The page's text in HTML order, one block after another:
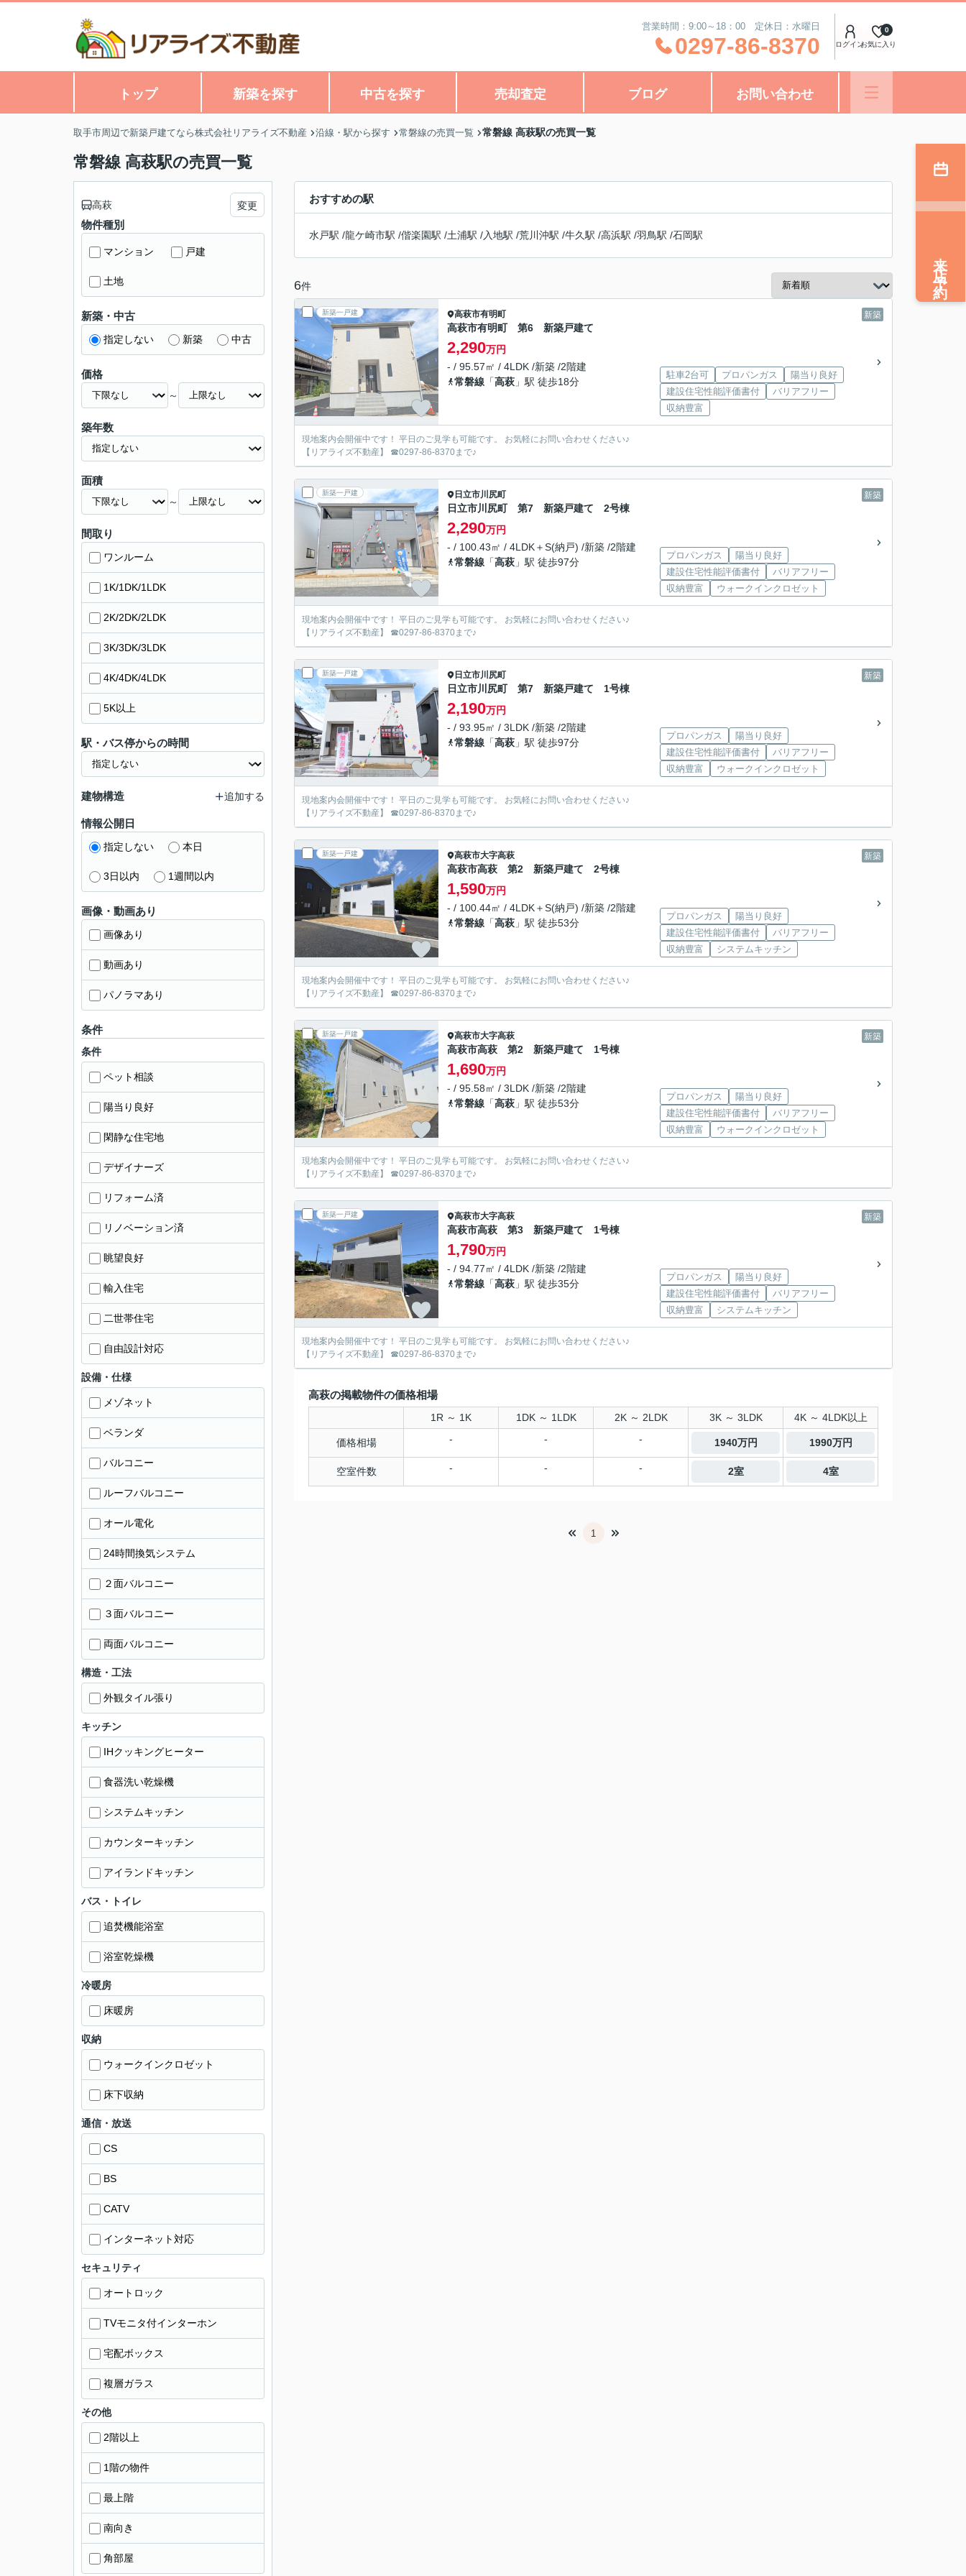
営業時間：9:00～18：00 定休日：水曜日
0297-86-8370 ログインお気に入り
0
トップ 新築を探す 中古を探す 売却査定 ブログ お問い合わせ
取手市周辺で新築戸建てなら株式会社リアライズ不動産 沿線・駅から探す 常磐線の売買一覧 常磐線 高萩駅の売買一覧
常磐線 高萩駅の売買一覧
おすすめの駅
水戸駅 /龍ケ崎市駅 /偕楽園駅 /土浦駅 /入地駅 /荒川沖駅 /牛久駅 /高浜駅 /羽鳥駅 /石岡駅
6件
新築一戸建 新築
高萩市有明町
高萩市有明町 第6 新築戸建て
2,290万円
- / 95.57㎡ / 4LDK /新築 /2階建
常磐線 「高萩 」駅 徒歩18分
駐車2台可 プロパンガス
陽当り良好
建設住宅性能評価書付
バリアフリー
収納豊富
現地案内会開催中です！ 平日のご見学も可能です。 お気軽にお問い合わせください♪
【リアライズ不動産】 ☎0297-86-8370まで♪
新築一戸建 新築
日立市川尻町
日立市川尻町 第7 新築戸建て 2号棟
2,290万円
- / 100.43㎡ / 4LDK＋S(納戸) /新築 /2階建
常磐線 「高萩 」駅 徒歩97分
プロパンガス
陽当り良好
建設住宅性能評価書付
バリアフリー
収納豊富
ウォークインクロゼット
現地案内会開催中です！ 平日のご見学も可能です。 お気軽にお問い合わせください♪
【リアライズ不動産】 ☎0297-86-8370まで♪
新築一戸建 新築
日立市川尻町
日立市川尻町 第7 新築戸建て 1号棟
2,190万円
- / 93.95㎡ / 3LDK /新築 /2階建
常磐線 「高萩 」駅 徒歩97分
プロパンガス
陽当り良好
建設住宅性能評価書付
バリアフリー
収納豊富
ウォークインクロゼット
現地案内会開催中です！ 平日のご見学も可能です。 お気軽にお問い合わせください♪
【リアライズ不動産】 ☎0297-86-8370まで♪
新築一戸建 新築
高萩市大字高萩
高萩市高萩 第2 新築戸建て 2号棟
1,590万円
- / 100.44㎡ / 4LDK＋S(納戸) /新築 /2階建
常磐線 「高萩 」駅 徒歩53分
プロパンガス
陽当り良好
建設住宅性能評価書付
バリアフリー
収納豊富
システムキッチン
現地案内会開催中です！ 平日のご見学も可能です。 お気軽にお問い合わせください♪
【リアライズ不動産】 ☎0297-86-8370まで♪
新築一戸建 新築
高萩市大字高萩
高萩市高萩 第2 新築戸建て 1号棟
1,690万円
- / 95.58㎡ / 3LDK /新築 /2階建
常磐線 「高萩 」駅 徒歩53分
プロパンガス
陽当り良好
建設住宅性能評価書付
バリアフリー
収納豊富
ウォークインクロゼット
現地案内会開催中です！ 平日のご見学も可能です。 お気軽にお問い合わせください♪
【リアライズ不動産】 ☎0297-86-8370まで♪
新築一戸建 新築
高萩市大字高萩
高萩市高萩 第3 新築戸建て 1号棟
1,790万円
- / 94.77㎡ / 4LDK /新築 /2階建
常磐線 「高萩 」駅 徒歩35分
プロパンガス
陽当り良好
建設住宅性能評価書付
バリアフリー
収納豊富
システムキッチン
現地案内会開催中です！ 平日のご見学も可能です。 お気軽にお問い合わせください♪
【リアライズ不動産】 ☎0297-86-8370まで♪
高萩の掲載物件の価格相場
1R ～ 1K 1DK ～ 1LDK 2K ～ 2LDK 3K ～ 3LDK 4K ～ 4LDK以上
価格相場 - - - 1940万円 1990万円
空室件数 - - - 2室 4室
1
高萩 変更
物件種別
マンション 戸建
土地
新築・中古
指定しない 新築 中古
価格
～
築年数
面積
～
間取り
ワンルーム
1K/1DK/1LDK
2K/2DK/2LDK
3K/3DK/3LDK
4K/4DK/4LDK
5K以上
駅・バス停からの時間
建物構造 追加する
情報公開日
指定しない 本日
3日以内 1週間以内
画像・動画あり
画像あり
動画あり
パノラマあり
条件
条件
ペット相談
陽当り良好
閑静な住宅地
デザイナーズ
リフォーム済
リノベーション済
眺望良好
輸入住宅
二世帯住宅
自由設計対応
設備・仕様
メゾネット
ベランダ
バルコニー
ルーフバルコニー
オール電化
24時間換気システム
２面バルコニー
３面バルコニー
両面バルコニー
構造・工法
外観タイル張り
キッチン
IHクッキングヒーター
食器洗い乾燥機
システムキッチン
カウンターキッチン
アイランドキッチン
バス・トイレ
追焚機能浴室
浴室乾燥機
冷暖房
床暖房
収納
ウォークインクロゼット
床下収納
通信・放送
CS
BS
CATV
インターネット対応
セキュリティ
オートロック
TVモニタ付インターホン
宅配ボックス
複層ガラス
その他
2階以上
1階の物件
最上階
南向き
角部屋
来店予約